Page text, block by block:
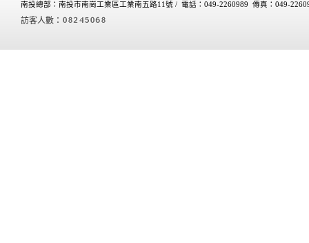
南投總部：南投市南崗工業區工業南五路11號 / 電話：049-2260989 傳真：049-
訪客人數：